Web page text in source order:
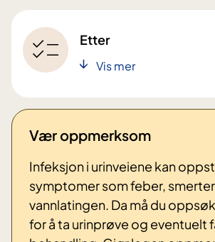
Etter
Vis mer
Vær oppmerksom
Infeksjon i urinveiene kan
symptomer som feber,
vannlatingen. Da må du
for å ta urinprøve og eventuelt